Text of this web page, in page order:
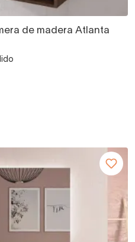
de madera Atlanta